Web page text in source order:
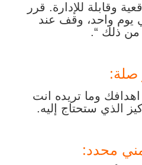
وقابلة للإدارة. قرر
يوم واحد، وقف عند
من ذلك “.
صلة:
وما تريده انت
الذي ستحتاج إليه.
محدد: